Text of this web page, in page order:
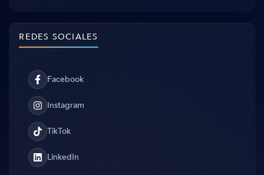
REDES SOCIALES
Facebook
Facebook
Instagram
Instagram
TikTokTikTok
Translation
missing:
LinkedIn